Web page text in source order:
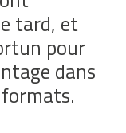
tard, et
pour
dans